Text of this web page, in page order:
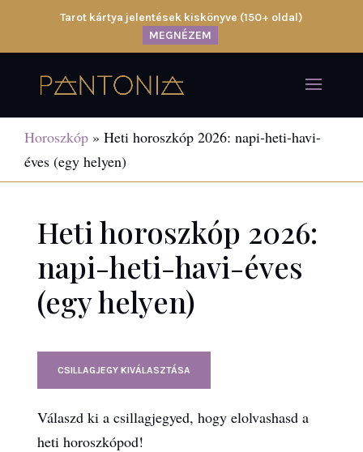
Tarot kártya jelentések kiskönyve (150+ oldal)
MEGNÉZEM
Horoszkóp » Heti horoszkóp 2026: napi-heti-havi-
éves (egy helyen)
Heti horoszkóp 2026:
napi-heti-havi-éves
(egy helyen)
CSILLAGJEGY KIVÁLASZTÁSA
Válaszd ki a csillagjegyed, hogy elolvashasd a
heti horoszkópod!